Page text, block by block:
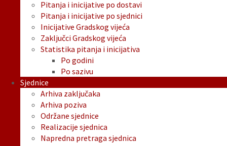
Pitanja i inicijative po dostavi
Pitanja i inicijative po sjednici
Inicijative Gradskog vijeća
Zaključci Gradskog vijeća
Statistika pitanja i inicijativa
Po godini
Po sazivu
Sjednice
Arhiva zaključaka
Arhiva poziva
Održane sjednice
Realizacije sjednica
Napredna pretraga sjednica